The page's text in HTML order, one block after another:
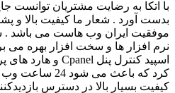
با اتکا به رضایت مشتریان توانست
موفقیت ایران وب هاست می باشد .
نرم افزار ها و سخت افزار بهره می
کرد که باعث می
کیفیت بسیار بالا در دسترس